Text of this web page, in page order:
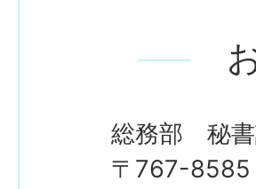
総務部 秘
〒767-8585